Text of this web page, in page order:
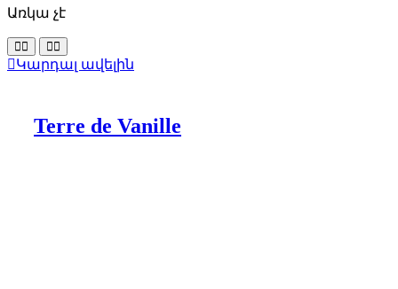
Առկա չէ
Կարդալ ավելին
Terre de Vanille